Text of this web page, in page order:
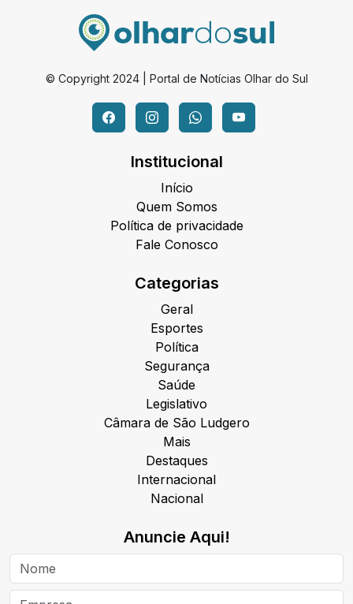
© Copyright 2024 | Portal de Notícias Olhar do Sul
Institucional
Início
Quem Somos
Política de privacidade
Fale Conosco
Categorias
Geral
Esportes
Política
Segurança
Saúde
Legislativo
Câmara de São Ludgero
Mais
Destaques
Internacional
Nacional
Anuncie Aqui!